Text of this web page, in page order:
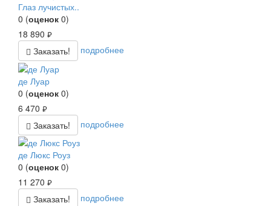
Глаз лучистых..
0 (оценок 0)
18 890 руб.
Заказать! подробнее
де Луар
0 (оценок 0)
6 470 руб.
Заказать! подробнее
де Люкс Роуз
0 (оценок 0)
11 270 руб.
Заказать! подробнее